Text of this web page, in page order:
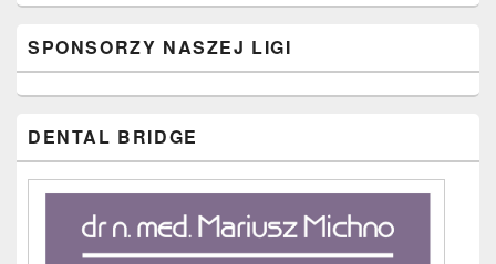
SPONSORZY NASZEJ LIGI
DENTAL BRIDGE